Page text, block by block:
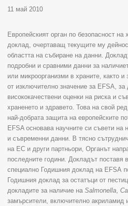
11 май 2010
Европейският орган по безопасност на
доклад, очертаващ текущите му
областта на събиране на данни.
подробни и сравними данни за
или микроорганизми в храните, както и
от изключително значение за EFSA ,
висококачествени оценки на риска и
храненето и здравето. Това на свой
най-добрата защита на европейските
EFSA основава научните си съвети на
и съвременни данни. В тясно
на ЕС и други партньори, Органът
последните години. Докладът поставя
специално Годишния доклад на EFSA
Годишния доклад за остатъци от
докладите за наличие на Salmonella
замърсители, включително акриламид